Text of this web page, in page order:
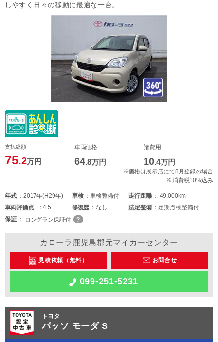
しやすく日々の移動に最適な一台。
支払総額
75.2万円
車両価格
64.8万円
諸費用
10.4万円
※価格は展示店にて8月登録の場合
※消費税10%込み
年式 2017年(H29年) 車検 車検整備付 走行距離
49,000km
車両評価点 4.5 修復歴 なし 法定整備
定期点検整備付
保証
ロングラン保証付
カローラ鹿児島郡元マイカーセンター
見積依頼（無料） お問合せ
099-251-5231
トヨタ
パッソ モーダ S